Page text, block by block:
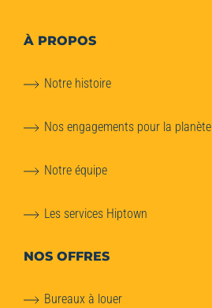
À PROPOS
Notre histoire
Nos engagements pour la planète
Notre équipe
Les services Hiptown
NOS OFFRES
Bureaux à louer